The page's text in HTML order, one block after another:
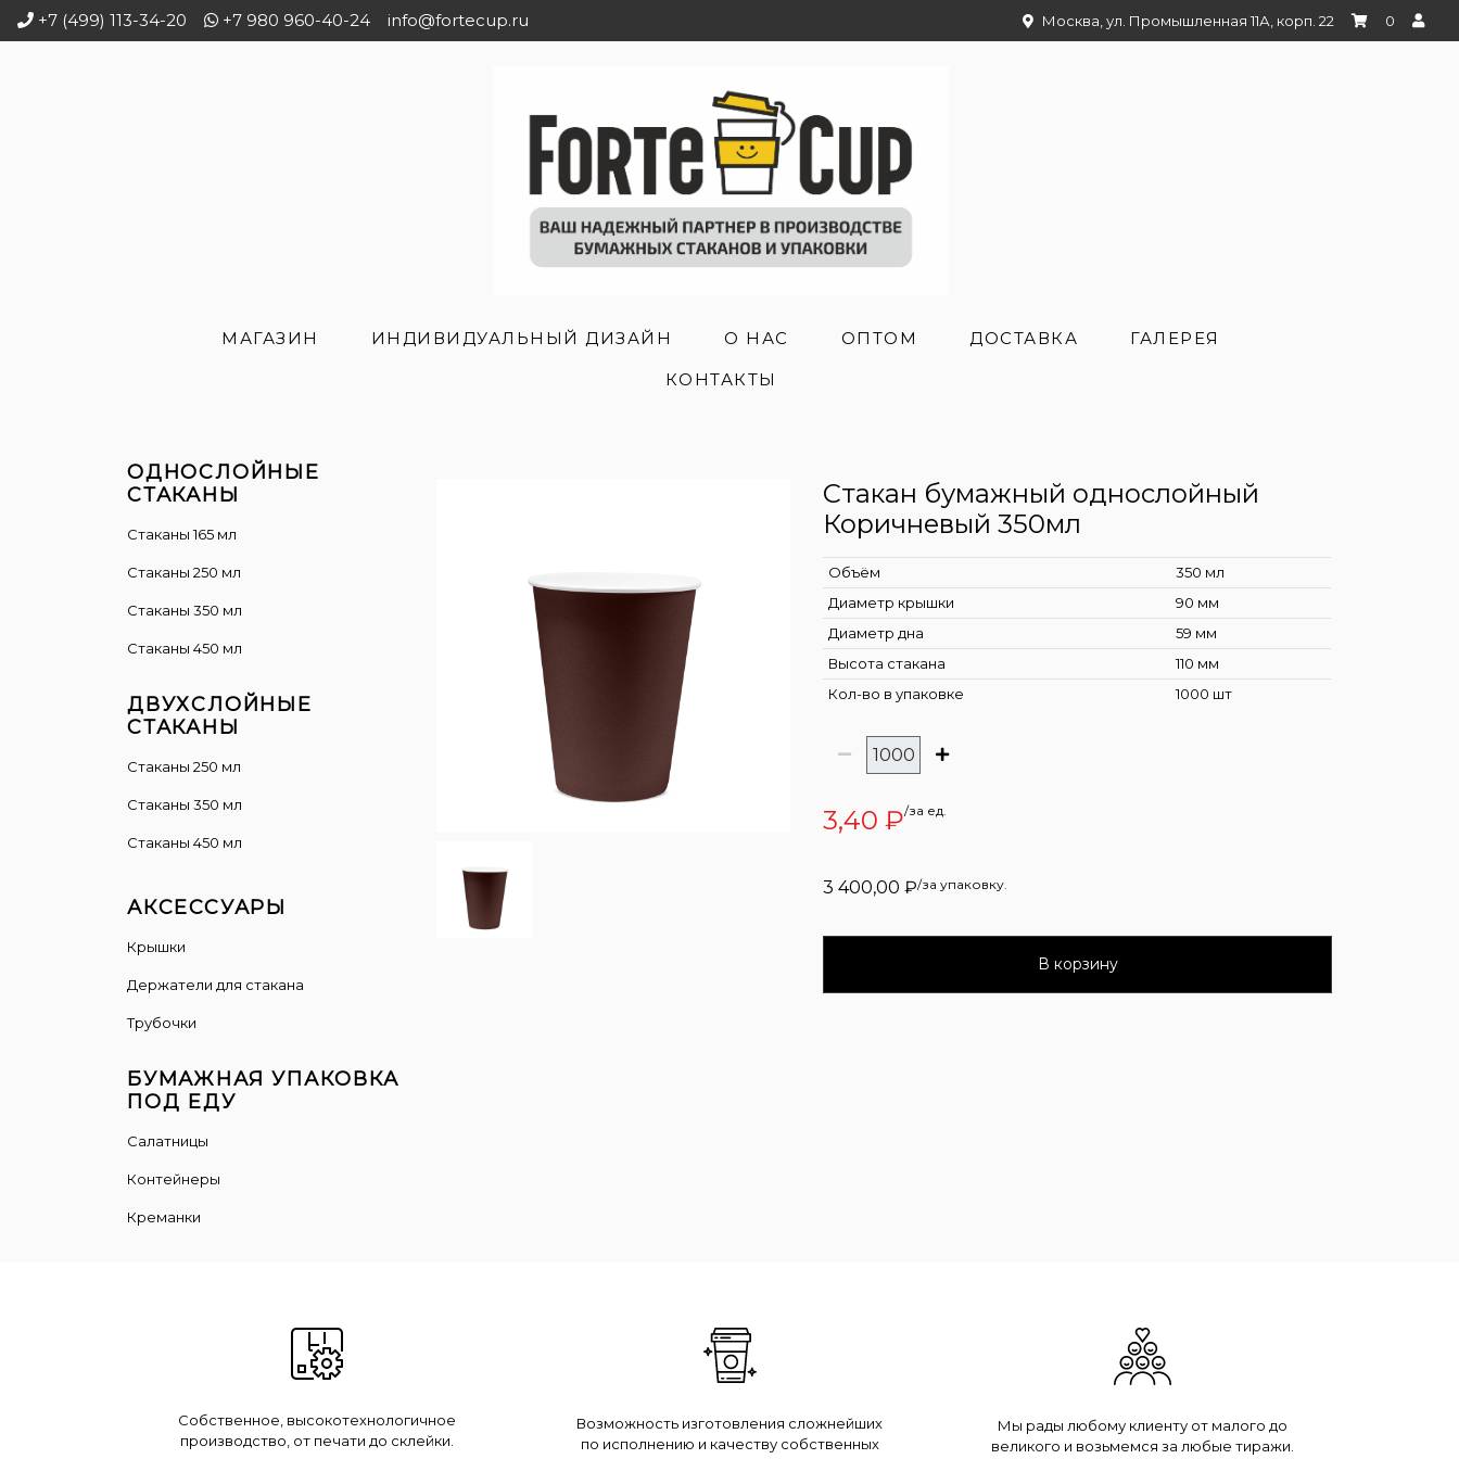
+7 (499) 113-34-20 +7 980 960-40-24 info@fortecup.ru Москва, ул. Промышленная 11А, корп. 22 0
МАГАЗИН ИНДИВИДУАЛЬНЫЙ ДИЗАЙН О НАС ОПТОМ ДОСТАВКА
ГАЛЕРЕЯ
КОНТАКТЫ
ОДНОСЛОЙНЫЕ
СТАКАНЫ
Стаканы 165 мл
Стаканы 250 мл
Стаканы 350 мл
Стаканы 450 мл
ДВУХСЛОЙНЫЕ
СТАКАНЫ
Cтаканы 250 мл
Стаканы 350 мл
Стаканы 450 мл
АКСЕССУАРЫ
Крышки
Держатели для стакана
Трубочки
БУМАЖНАЯ УПАКОВКА
ПОД ЕДУ
Салатницы
Контейнеры
Креманки
Стакан бумажный однослойный
Коричневый 350мл
Объём
350 мл
Диаметр крышки
90 мм
Диаметр дна
59 мм
Высота стакана
110 мм
Кол-во в упаковке
1000 шт
3,40 ₽/за ед.
3 400,00₽/за упаковку.
В корзину
Собственное, высокотехнологичное
производство, от печати до склейки.
Возможность изготовления сложнейших
по исполнению и качеству собственных
Мы рады любому клиенту от малого до
великого и возьмемся за любые тиражи.